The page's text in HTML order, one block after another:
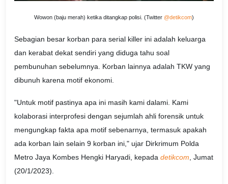
Wowon (baju merah) ketika ditangkap polisi. (Twitter @detikcom)
Sebagian besar korban para serial killer ini adalah keluarga
dan kerabat dekat sendiri yang diduga tahu soal
pembunuhan sebelumnya. Korban lainnya adalah TKW yang
dibunuh karena motif ekonomi.
"Untuk motif pastinya apa ini masih kami dalami. Kami
kolaborasi interprofesi dengan sejumlah ahli forensik untuk
mengungkap fakta apa motif sebenarnya, termasuk apakah
ada korban lain selain 9 korban ini," ujar Dirkrimum Polda
Metro Jaya Kombes Hengki Haryadi, kepada detikcom , Jumat
(20/1/2023).